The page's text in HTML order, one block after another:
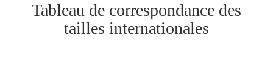
Tableau de correspondance des
tailles internationales